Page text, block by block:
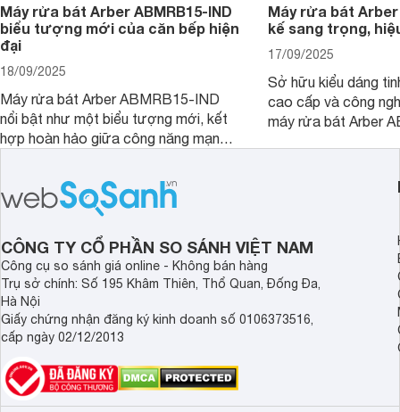
Máy rửa bát Arber ABMRB15-IND
biểu tượng mới của căn bếp hiện
đại
18/09/2025
Máy rửa bát Arber ABMRB15-IND
nổi bật như một biểu tượng mới, kết
hợp hoàn hảo giữa công năng mạnh
thủ đắc lực giúp giải phóng đôi tay,
mang lại sự thoải mái và sang trọng
trong từng khoảnh khắc quây quần.
Máy rửa bát
kế sang trọng,
17/09/2025
Sở hữu kiểu dáng
cao cấp và công
máy rửa bát Arber
luôn sạch bóng,
CÔNG TY CỔ PHẦN SO SÁNH VIỆT NAM
Công cụ so sánh giá online - Không bán hàng
Trụ sở chính: Số 195 Khâm Thiên, Thổ Quan, Đống Đa,
Hà Nội
Giấy chứng nhận đăng ký kinh doanh số 0106373516,
cấp ngày 02/12/2013